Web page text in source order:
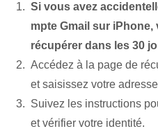
Si vous avez
mpte Gmail sur
récupérer dans les 30
Accédez à la page de
et saisissez votre
Suivez les instructions
et vérifier votre identité.